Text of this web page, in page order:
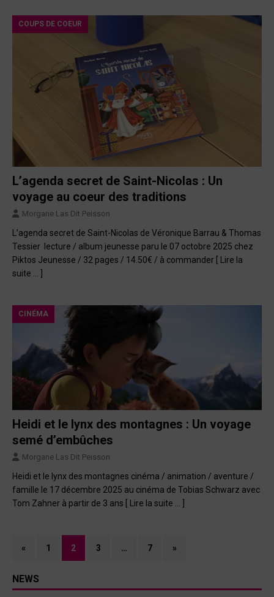
COUPS DE COEUR
L’agenda secret de Saint-Nicolas : Un
voyage au coeur des traditions
Morgane Las Dit Peisson
L’agenda secret de Saint-Nicolas de Véronique Barrau & Thomas
Tessier lecture / album jeunesse paru le 07 octobre 2025 chez
Piktos Jeunesse / 32 pages / 14.50€ / à commander
[ Lire la
suite … ]
CINÉMA
Heidi et le lynx des montagnes : Un voyage
semé d’embûches
Morgane Las Dit Peisson
Heidi et le lynx des montagnes cinéma / animation / aventure /
famille le 17 décembre 2025 au cinéma de Tobias Schwarz avec
Tom Zahner à partir de 3 ans
[ Lire la suite … ]
« 1 2 3 … 7 »
NEWS